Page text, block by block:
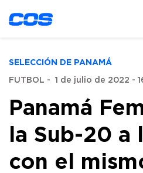
SELECCIÓN DE PANAMÁ
FUTBOL - 1 de julio de 2022 -
Panamá
la Sub-20 a
con el